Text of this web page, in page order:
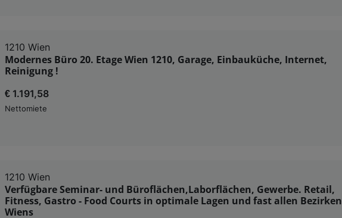
1210 Wien
Modernes Büro 20. Etage Wien 1210, Garage, Einbauküche, Internet,
Reinigung !
€ 1.191,58
Nettomiete
1210 Wien
Verfügbare Seminar- und Büroflächen,Laborflächen, Gewerbe. Retail,
Fitness, Gastro - Food Courts in optimale Lagen und fast allen Bezirken
Wiens